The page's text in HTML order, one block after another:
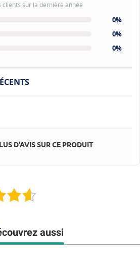
clients sur la dernière année
0%
0%
0%
D'AVIS SUR CE PRODUIT
aussi